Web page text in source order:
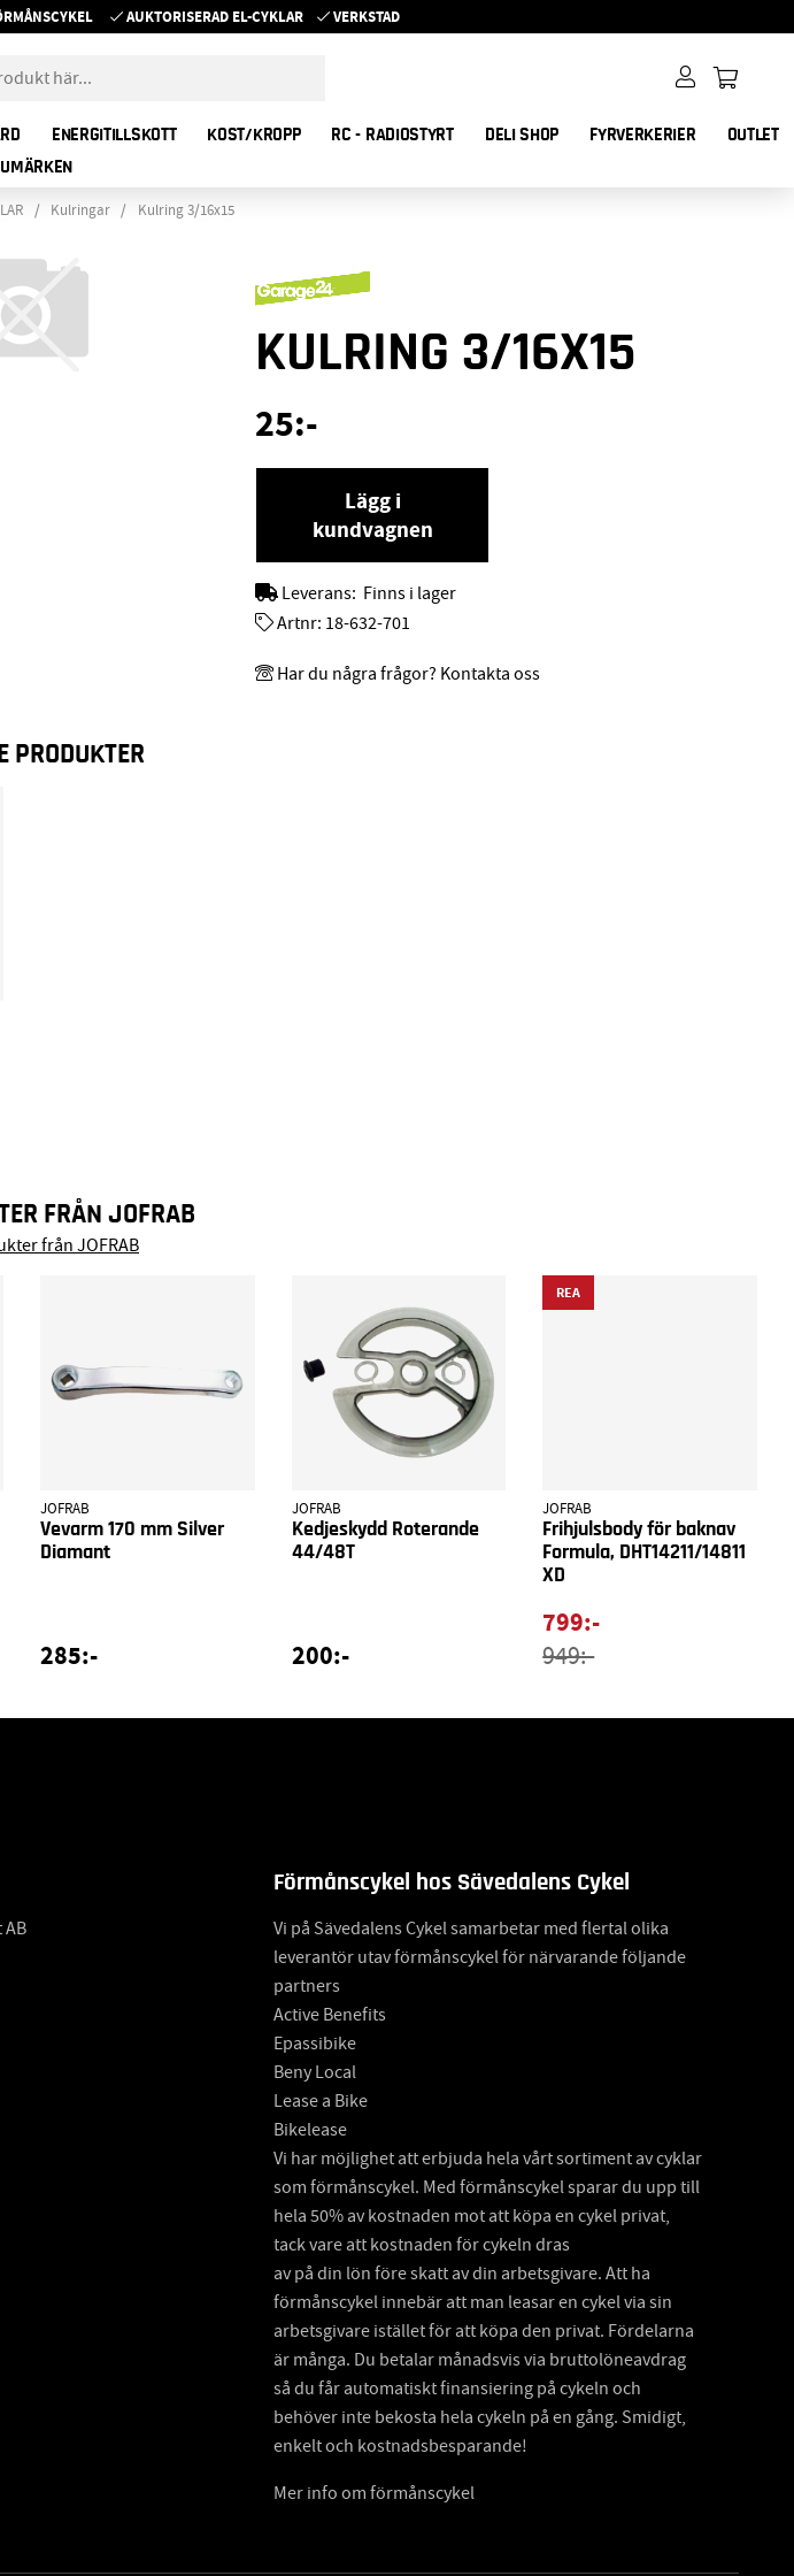
AUKTORISERAD EL-CYKLAR VERKSTAD
ENERGITILLSKOTT KOST/KROPP RC - RADIOSTYRT DELI SHOP FYRVERKERIER
OUTLET
Kulringar Kulring 3/16x15
KULRING 3/16X15
25:-
Lägg i
kundvagnen
Leverans: Finns i lager
Artnr: 18-632-701
Har du några frågor? Kontakta oss
PRODUKTER
FRÅN JOFRAB
från JOFRAB
JOFRAB
Vevarm 170 mm Silver
Diamant
285:-
JOFRAB
Kedjeskydd Roterande
44/48T
200:-
REA
JOFRAB
Frihjulsbody för baknav
Formula, DHT14211/14811
XD
799:-
949:-
AB
Förmånscykel hos Sävedalens Cykel
Vi på Sävedalens Cykel samarbetar med flertal olika
leverantör utav förmånscykel för närvarande följande
partners
Active Benefits
Epassibike
Beny Local
Lease a Bike
Bikelease
Vi har möjlighet att erbjuda hela vårt sortiment av cyklar
som förmånscykel. Med förmånscykel sparar du upp till
hela 50% av kostnaden mot att köpa en cykel privat,
tack vare att kostnaden för cykeln dras
av på din lön före skatt av din arbetsgivare. Att ha
förmånscykel innebär att man leasar en cykel via sin
arbetsgivare istället för att köpa den privat. Fördelarna
är många. Du betalar månadsvis via bruttolöneavdrag
så du får automatiskt finansiering på cykeln och
behöver inte bekosta hela cykeln på en gång. Smidigt,
enkelt och kostnadsbesparande!
Mer info om förmånscykel